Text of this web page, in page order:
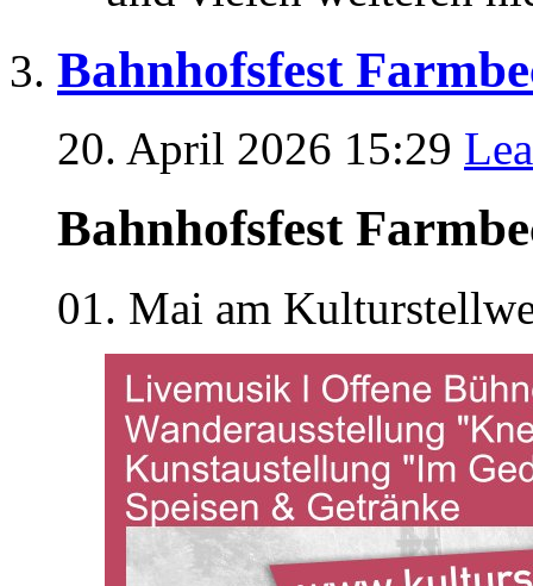
Bahnhofsfest
20. April 2026 15:29
Bahnhofsfest
01. Mai am